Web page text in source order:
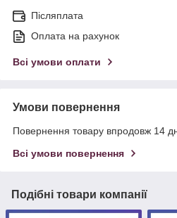
Післяплата
Оплата на рахунок
Всі умови оплати
Умови повернення
Повернення товару впродовж 14
Всі умови повернення
Подібні товари компанії